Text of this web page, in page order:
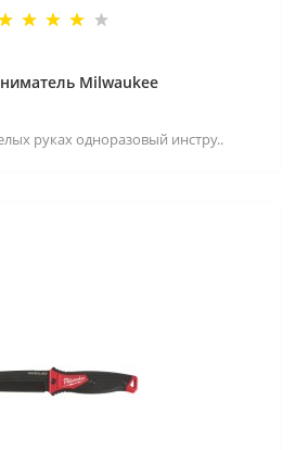
Milwaukee
руках одноразовый инстру..